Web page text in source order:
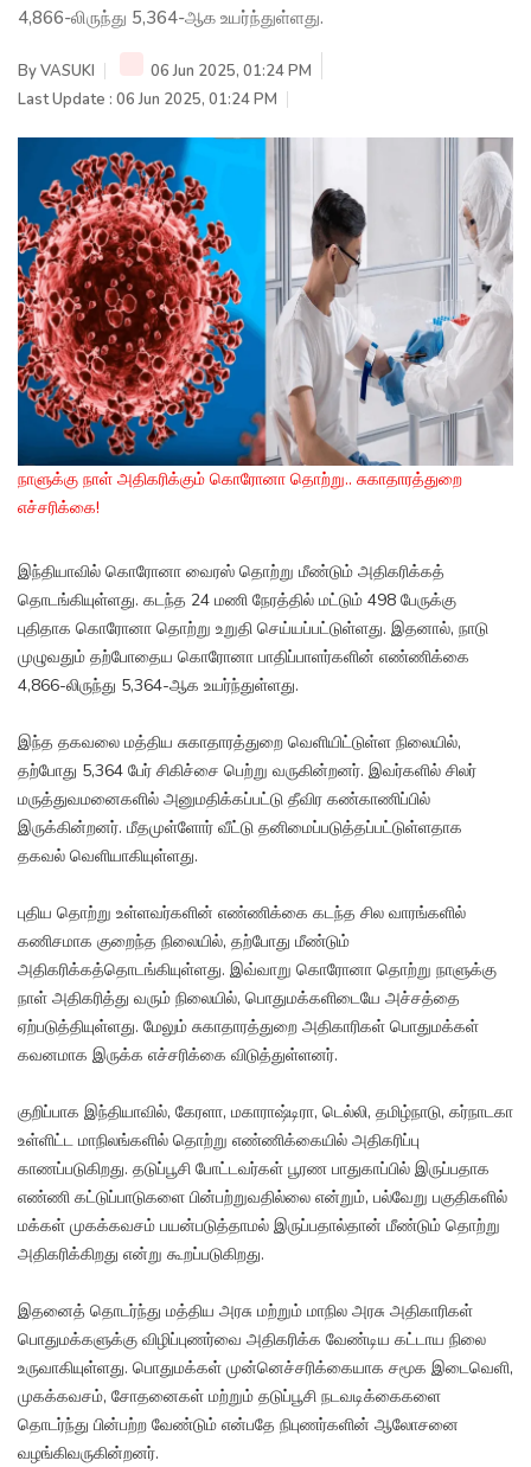
4,866-லிருந்து 5,364-ஆக உயர்ந்துள்ளது.
ByVASUKI
06 Jun 2025, 01:24 PM
Last Update : 06 Jun 2025, 01:24 PM
நாளுக்கு நாள் அதிகரிக்கும் கொரோனா தொற்று.. சுகாதாரத்துறை
எச்சரிக்கை!
இந்தியாவில் கொரோனா வைரஸ் தொற்று மீண்டும் அதிகரிக்கத்
தொடங்கியுள்ளது. கடந்த 24 மணி நேரத்தில் மட்டும் 498 பேருக்கு
புதிதாக கொரோனா தொற்று உறுதி செய்யப்பட்டுள்ளது. இதனால், நாடு
முழுவதும் தற்போதைய கொரோனா பாதிப்பாளர்களின் எண்ணிக்கை
4,866-லிருந்து 5,364-ஆக உயர்ந்துள்ளது.
இந்த தகவலை மத்திய சுகாதாரத்துறை வெளியிட்டுள்ள நிலையில்,
தற்போது 5,364 பேர் சிகிச்சை பெற்று வருகின்றனர். இவர்களில் சிலர்
மருத்துவமனைகளில் அனுமதிக்கப்பட்டு தீவிர கண்காணிப்பில்
இருக்கின்றனர். மீதமுள்ளோர் வீட்டு தனிமைப்படுத்தப்பட்டுள்ளதாக
தகவல் வெளியாகியுள்ளது.
புதிய தொற்று உள்ளவர்களின் எண்ணிக்கை கடந்த சில வாரங்களில்
கணிசமாக குறைந்த நிலையில், தற்போது மீண்டும்
அதிகரிக்கத்தொடங்கியுள்ளது. இவ்வாறு கொரோனா தொற்று நாளுக்கு
நாள் அதிகரித்து வரும் நிலையில், பொதுமக்களிடையே அச்சத்தை
ஏற்படுத்தியுள்ளது. மேலும் சுகாதாரத்துறை அதிகாரிகள் பொதுமக்கள்
கவனமாக இருக்க எச்சரிக்கை விடுத்துள்ளனர்.
குறிப்பாக இந்தியாவில், கேரளா, மகாராஷ்டிரா, டெல்லி, தமிழ்நாடு, கர்நாடகா
உள்ளிட்ட மாநிலங்களில் தொற்று எண்ணிக்கையில் அதிகரிப்பு
காணப்படுகிறது. தடுப்பூசி போட்டவர்கள் பூரண பாதுகாப்பில் இருப்பதாக
எண்ணி கட்டுப்பாடுகளை பின்பற்றுவதில்லை என்றும், பல்வேறு பகுதிகளில்
மக்கள் முகக்கவசம் பயன்படுத்தாமல் இருப்பதால்தான் மீண்டும் தொற்று
அதிகரிக்கிறது என்று கூறப்படுகிறது.
இதனைத் தொடர்ந்து மத்திய அரசு மற்றும் மாநில அரசு அதிகாரிகள்
பொதுமக்களுக்கு விழிப்புணர்வை அதிகரிக்க வேண்டிய கட்டாய நிலை
உருவாகியுள்ளது. பொதுமக்கள் முன்னெச்சரிக்கையாக சமூக இடைவெளி,
முகக்கவசம், சோதனைகள் மற்றும் தடுப்பூசி நடவடிக்கைகளை
தொடர்ந்து பின்பற்ற வேண்டும் என்பதே நிபுணர்களின் ஆலோசனை
வழங்கிவருகின்றனர்.